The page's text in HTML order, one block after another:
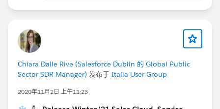
Chiara Dalle Rive (Salesforce Dublin 的 Global Public
Sector SDR Manager) 发布于 Italia User Group
2020年11月2日 上午11:23